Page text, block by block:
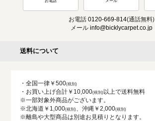
お電話 0120-669-814(通話無料)
メール info@bicklycarpet.co.jp
送料について
・全国一律￥500
・お買い上げ合計￥10,000
以上で送料無料
※一部対象外商品がございます。
※北海道￥1,000
、沖縄￥2,000
※離島や大型商品は別途お見積りとなります。